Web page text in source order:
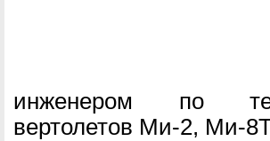
инженером по
вертолетов Ми-2, Ми-